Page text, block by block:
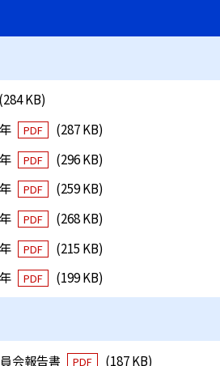
(284 KB)
PDF
(287 KB)
PDF
(296 KB)
PDF
(259 KB)
PDF
(268 KB)
PDF
(215 KB)
PDF (199 KB)
会報告書 PDF (187 KB)